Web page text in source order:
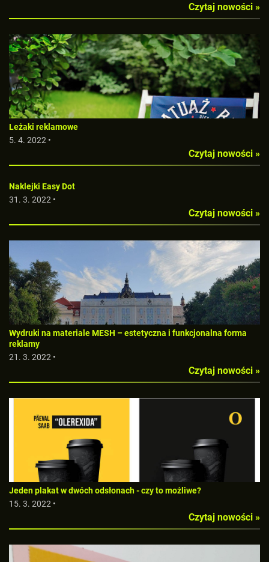
Czytaj nowości »
Leżaki reklamowe
5. 4. 2022 •
Czytaj nowości »
Naklejki Easy Dot
31. 3. 2022 •
Czytaj nowości »
Wydruki na materiale MESH – estetyczna i funkcjonalna forma
reklamy
21. 3. 2022 •
Czytaj nowości »
Jeden plakat w dwóch odsłonach - czy to możliwe?
15. 3. 2022 •
Czytaj nowości »